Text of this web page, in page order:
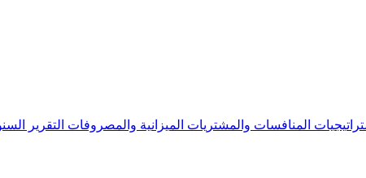
المنافسات والمشتريات الميزانية والمصروفات التقرير